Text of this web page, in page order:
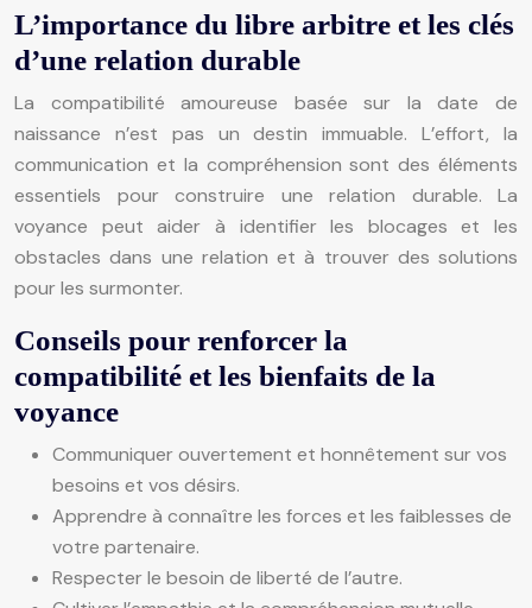
L’importance du libre arbitre et les clés
d’une relation durable
La compatibilité amoureuse basée sur la date de
naissance n’est pas un destin immuable. L’effort, la
communication et la compréhension sont des éléments
essentiels pour construire une relation durable. La
voyance peut aider à identifier les blocages et les
obstacles dans une relation et à trouver des solutions
pour les surmonter.
Conseils pour renforcer la
compatibilité et les bienfaits de la
voyance
Communiquer ouvertement et honnêtement sur vos
besoins et vos désirs.
Apprendre à connaître les forces et les faiblesses de
votre partenaire.
Respecter le besoin de liberté de l’autre.